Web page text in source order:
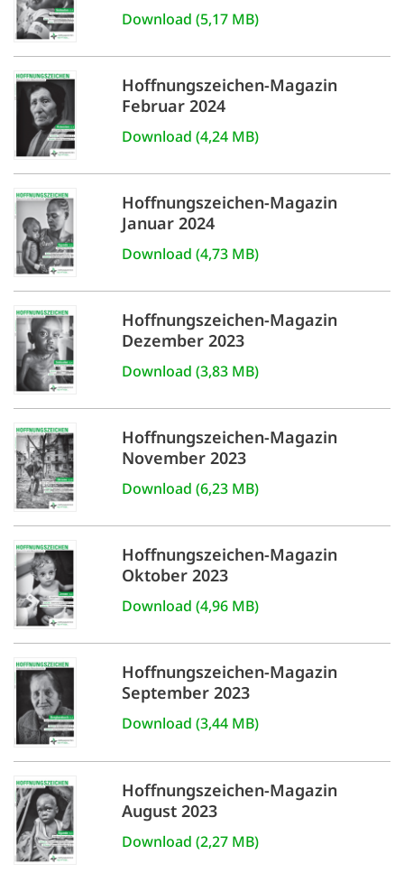
Download (5,17 MB)
Hoffnungszeichen-Magazin
Februar 2024
Download (4,24 MB)
Hoffnungszeichen-Magazin
Januar 2024
Download (4,73 MB)
Hoffnungszeichen-Magazin
Dezember 2023
Download (3,83 MB)
Hoffnungszeichen-Magazin
November 2023
Download (6,23 MB)
Hoffnungszeichen-Magazin
Oktober 2023
Download (4,96 MB)
Hoffnungszeichen-Magazin
September 2023
Download (3,44 MB)
Hoffnungszeichen-Magazin
August 2023
Download (2,27 MB)